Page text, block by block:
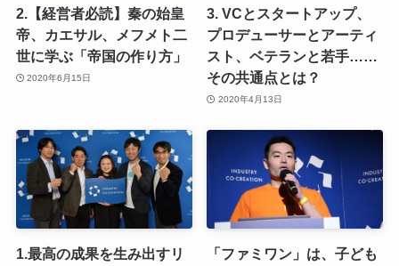
2.【経営者必読】秦の始皇
帝、カエサル、メフメト二
世に学ぶ「帝国の作り方」
2020年6月15日
3. VCとスタートアップ、
プロデューサーとアーティ
スト、ベテランと若手……
その共通点とは？
2020年4月13日
1.最高の成果を生み出すリ
「ファミワン」は、子ども